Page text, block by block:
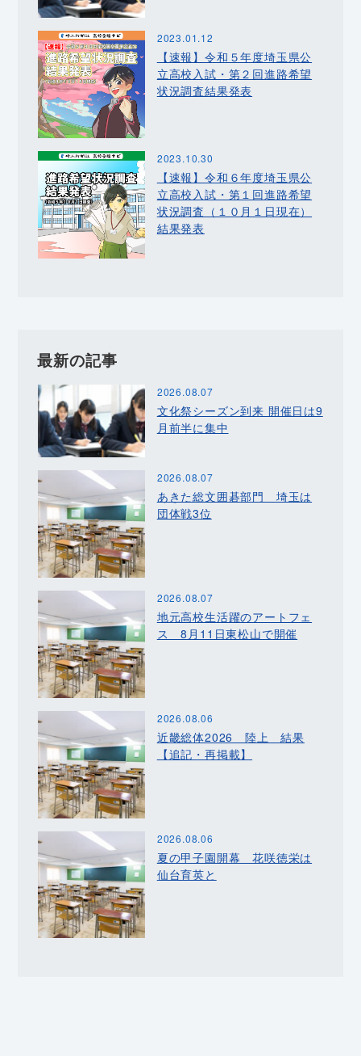
2023.01.12
【速報】令和５年度埼玉県公
立高校入試・第２回進路希望
状況調査結果発表
2023.10.30
【速報】令和６年度埼玉県公
立高校入試・第１回進路希望
状況調査（１０月１日現在）
結果発表
最新の記事
2026.08.07
文化祭シーズン到来 開催日は9
月前半に集中
2026.08.07
あきた総文囲碁部門 埼玉は
団体戦3位
2026.08.07
地元高校生活躍のアートフェ
ス 8月11日東松山で開催
2026.08.06
近畿総体2026 陸上 結果
【追記・再掲載】
2026.08.06
夏の甲子園開幕 花咲徳栄は
仙台育英と